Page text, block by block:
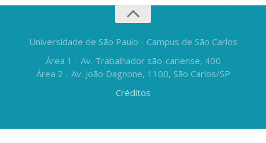
Universidade de São Paulo - Campus de São Carlos
Área 1 - Av. Trabalhador são-carlense, 400
Área 2 - Av. João Dagnone, 1100, São Carlos/SP
Créditos